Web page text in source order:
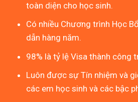
toàn diện cho học sinh.
Có nhiều Chương trình Học
dẫn hàng năm.
98% là tỷ lệ Visa thành công
Luôn được sự Tín nhiệm và
các em học sinh và các bậc